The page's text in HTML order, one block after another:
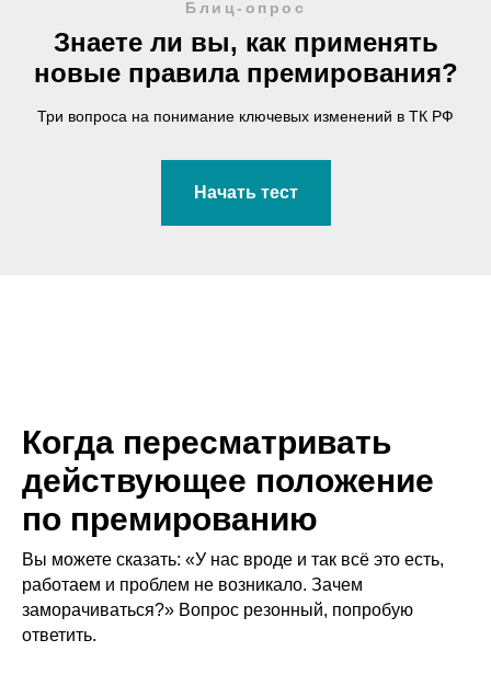
Блиц-опрос
Знаете ли вы, как применять
новые правила премирования?
Три вопроса на понимание ключевых изменений в ТК РФ
Начать тест
Когда пересматривать
действующее положение
по премированию
Вы можете сказать: «У нас вроде и так всё это есть,
работаем и проблем не возникало. Зачем
заморачиваться?» Вопрос резонный, попробую
ответить.